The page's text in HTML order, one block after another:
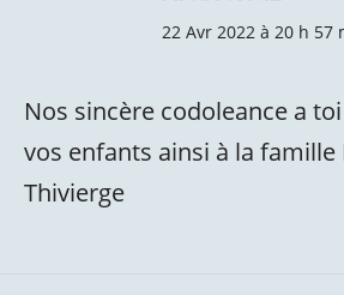
22 Avr 2022 à 20 h 57
Nos sincère codoleance a
vos enfants ainsi à la famille
Thivierge